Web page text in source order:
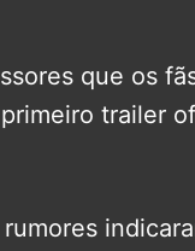
que os
trailer